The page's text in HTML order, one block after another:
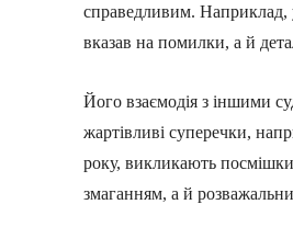
справедливим. Наприклад,
вказав на помилки, а й
Його взаємодія з іншими
жартівливі суперечки,
року, викликають
змаганням, а й